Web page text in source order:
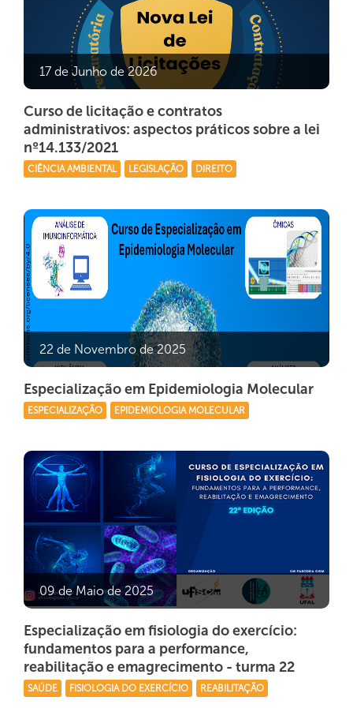
17 de Junho de 2026
Curso de licitação e contratos
administrativos: aspectos práticos sobre a lei
nº14.133/2021
CIÊNCIA AMBIENTAL LEGISLAÇÃO DIREITO
22 de Novembro de 2025
Especialização em Epidemiologia Molecular
ESPECIALIZAÇÃO EPIDEMIOLOGIA MOLECULAR
09 de Maio de 2025
Especialização em fisiologia do exercício:
fundamentos para a performance,
reabilitação e emagrecimento - turma 22
SAÚDE FISIOLOGIA DO EXERCÍCIO REABILITAÇÃO